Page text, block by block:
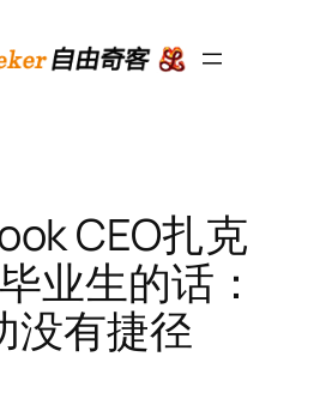
CEO扎克
业生的话：
没有捷径